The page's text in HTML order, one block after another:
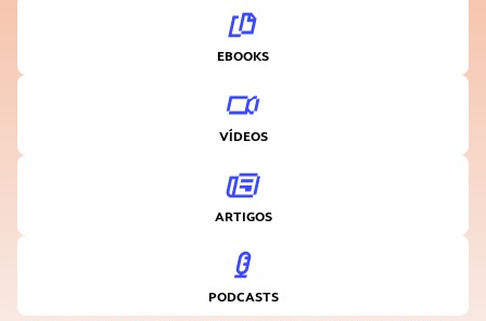
EBOOKS
VÍDEOS
ARTIGOS
PODCASTS